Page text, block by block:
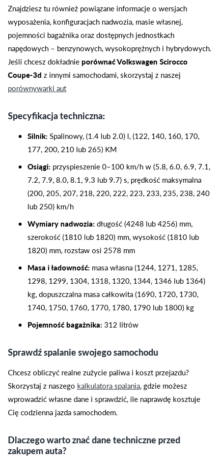
Znajdziesz tu również powiązane informacje o wersjach
wyposażenia, konfiguracjach nadwozia, masie własnej,
pojemności bagażnika oraz dostępnych jednostkach
napędowych – benzynowych, wysokoprężnych i hybrydowych.
Jeśli chcesz dokładnieporównać Volkswagen Scirocco
Coupe-3d z innymi samochodami, skorzystaj z naszej
porównywarki aut
Specyfikacja techniczna:
Silnik: Spalinowy, (1.4 lub 2.0) l, (122, 140, 160, 170,
177, 200, 210 lub 265) KM
Osiągi: przyspieszenie 0–100 km/h w (5.8, 6.0, 6.9, 7.1,
7.2, 7.9, 8.0, 8.1, 9.3 lub 9.7) s, prędkość maksymalna
(200, 205, 207, 218, 220, 222, 223, 233, 235, 238, 240
lub 250) km/h
Wymiary nadwozia: długość (4248 lub 4256) mm,
szerokość (1810 lub 1820) mm, wysokość (1810 lub
1820) mm, rozstaw osi 2578 mm
Masa i ładowność: masa własna (1244, 1271, 1285,
1298, 1299, 1304, 1318, 1320, 1344, 1346 lub 1364)
kg, dopuszczalna masa całkowita (1690, 1720, 1730,
1740, 1750, 1760, 1770, 1780, 1790 lub 1800) kg
Pojemność bagażnika: 312 litrów
Sprawdź spalanie swojego samochodu
Chcesz obliczyć realne zużycie paliwa i koszt przejazdu?
Skorzystaj z naszego kalkulatora spalania, gdzie możesz
wprowadzić własne dane i sprawdzić, ile naprawdę kosztuje
Cię codzienna jazda samochodem.
Dlaczego warto znać dane techniczne przed
zakupem auta?